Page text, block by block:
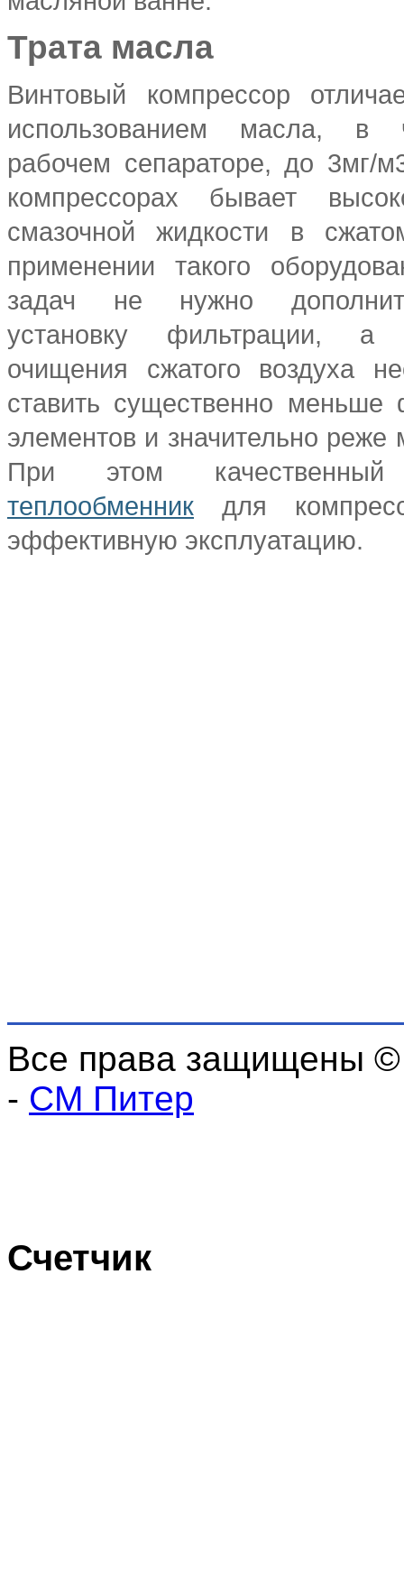
Трата масла
Винтовый компрессор
использованием масла, в
рабочем сепараторе, до 3мг/
компрессорах бывает
смазочной жидкости в
применении такого
задач не нужно
установку фильтрации, а
очищения сжатого воздуха
ставить существенно меньше
элементов и значительно
При этом
теплообменник для
эффективную эксплуатацию.
Все права защищены
- СМ Питер
Счетчик